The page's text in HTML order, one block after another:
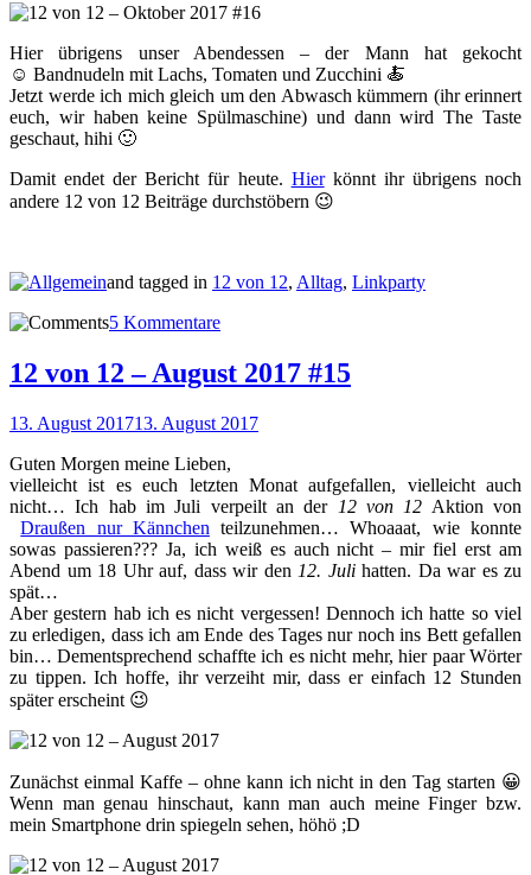
Hier übrigens unser Abendessen – der Mann hat gekocht
☺️ Bandnudeln mit Lachs, Tomaten und Zucchini 🍝
Jetzt werde ich mich gleich um den Abwasch kümmern (ihr erinnert
euch, wir haben keine Spülmaschine) und dann wird The Taste
geschaut, hihi 🙂
Damit endet der Bericht für heute. Hierkönnt ihr übrigens noch
andere 12 von 12 Beiträge durchstöbern 😉
and tagged in 12 von 12, Alltag, Linkparty
5 Kommentare
12 von 12 – August 2017 #15
13. August 201713. August 2017
Guten Morgen meine Lieben,
vielleicht ist es euch letzten Monat aufgefallen, vielleicht auch
nicht… Ich hab im Juli verpeilt an der 12 von 12 Aktion von
Draußen nur Kännchen teilzunehmen… Whoaaat, wie konnte
sowas passieren??? Ja, ich weiß es auch nicht – mir fiel erst am
Abend um 18 Uhr auf, dass wir den 12. Julihatten. Da war es zu
spät…
Aber gestern hab ich es nicht vergessen! Dennoch ich hatte so viel
zu erledigen, dass ich am Ende des Tages nur noch ins Bett gefallen
bin… Dementsprechend schaffte ich es nicht mehr, hier paar Wörter
zu tippen. Ich hoffe, ihr verzeiht mir, dass er einfach 12 Stunden
später erscheint 😉
Zunächst einmal Kaffe – ohne kann ich nicht in den Tag starten 😀
Wenn man genau hinschaut, kann man auch meine Finger bzw.
mein Smartphone drin spiegeln sehen, höhö ;D